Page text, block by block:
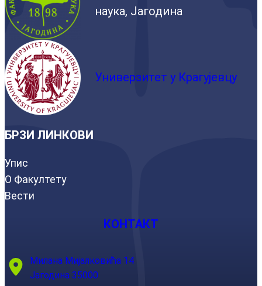
наука, Јагодина
Универзитет у Крагујевцу
БРЗИ ЛИНКОВИ
Упис
О Факултету
Вести
КОНТАКТ
Милана Мијалковића 14
Јагодина 35000